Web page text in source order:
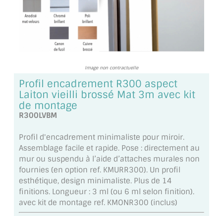
INSPIRATIONS ET NOUVEAUTÉS
MIROIR SUR MESURE
MIROIR VIEILLI
LOTS DE MIROIRS EN MOZAÏQUE
MIROIR POUR PORTE
MIROIR DE SALLE DE BAIN
MIROIR PAROI DE DOUCHE
Image non contractuelle
Profil encadrement R300 aspect
Laiton vieilli brossé Mat 3m avec kit
de montage
R300LVBM
Profil d'encadrement minimaliste pour miroir.
Assemblage facile et rapide. Pose : directement au
mur ou suspendu à l’aide d’attaches murales non
fournies (en option ref. KMURR300). Un profil
esthétique, design minimaliste. Plus de 14
finitions. Longueur : 3 ml (ou 6 ml selon finition).
avec kit de montage ref. KMONR300 (inclus)